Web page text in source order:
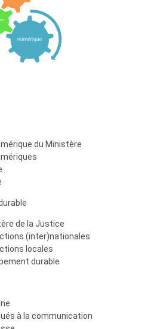
du Ministère
de la Justice
(inter)nationales
locales
durable
à la communication